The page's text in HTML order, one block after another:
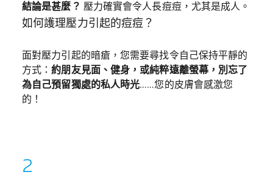
結論是甚麼？ 壓力確實會令人長痘痘，尤其是成人。
如何護理壓力引起的痘痘？
面對壓力引起的暗瘡，您需要尋找令自己保持平靜的
方式：約朋友見面、健身，或純粹遠離螢幕，別忘了
為自己預留獨處的私人時光……您的皮膚會感激您
的！